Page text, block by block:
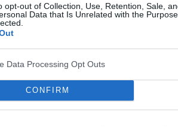
opt-out of Collection, Use, Retention, Sale,
Data that Is Unrelated with the
Data Processing Opt Outs
CONFIRM
odpowiednia pielęgnacja zmian
Służą temu dostępne
zawierające związki cynku oraz
Najpopularniejsze z nich to “Puder